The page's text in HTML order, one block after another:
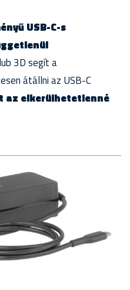
USB-C-s
3D segít a
átállni az USB-C
az elkerülhetetlenné